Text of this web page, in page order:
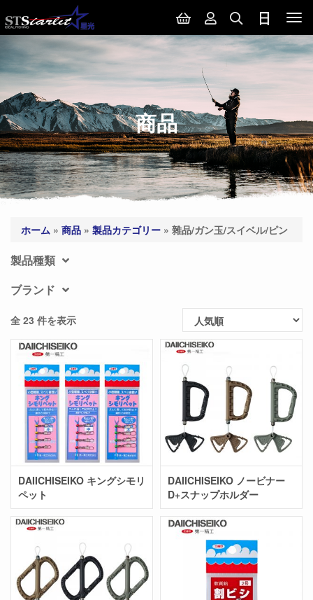
商品
ホーム » 商品 » 製品カテゴリー » 雜品/ガン玉/スイベル/ピン
製品種類
ブランド
全 23 件を表示
DAIICHISEIKO キングシモリ
ペット
DAIICHISEIKO ノービナー
D+スナップホルダー